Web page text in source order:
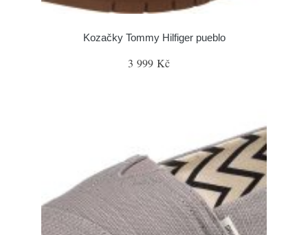
Kozačky Tommy Hilfiger pueblo
3 999 Kč